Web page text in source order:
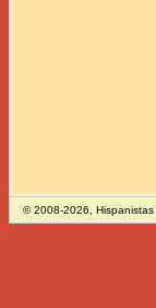
© 2008-2026, Hispanistas